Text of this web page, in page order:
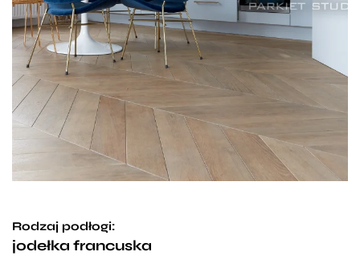
Rodzaj podłogi:
jodełka francuska